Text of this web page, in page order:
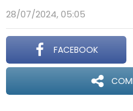
28/07/2024, 05:05
FACEBOOK